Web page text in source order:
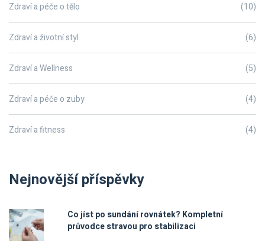
Zdraví a péče o tělo (10)
Zdraví a životní styl (6)
Zdraví a Wellness (5)
Zdraví a péče o zuby (4)
Zdraví a fitness (4)
Nejnovější příspěvky
Co jíst po sundání rovnátek? Kompletní
průvodce stravou pro stabilizaci